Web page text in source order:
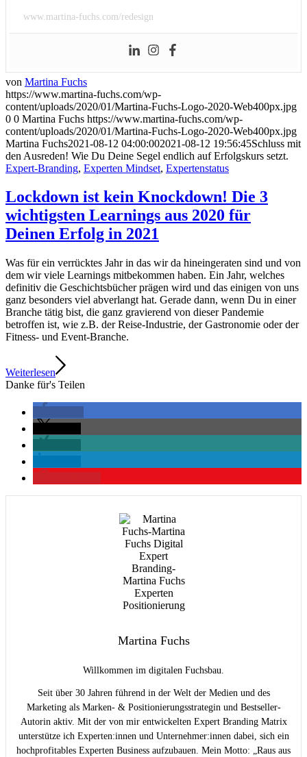
www.martina-fuchs.com/redesign
von Martina Fuchs
https://www.martina-fuchs.com/wp-
content/uploads/2020/01/Martina-Fuchs-Logo-2020-Web400px.jpg
0 0 Martina Fuchs https://www.martina-fuchs.com/wp-
content/uploads/2020/01/Martina-Fuchs-Logo-2020-Web400px.jpg
Martina Fuchs2021-08-12 04:00:002021-08-12 19:56:45Schluss mit
den Ausreden! Wie Du Deine Segel endlich auf Erfolgskurs setzt.
Expert-Branding, Experten Mindset, Expertenstatus
Lockdown ist kein Knockdown! Die 3
wichtigsten Learnings aus 2020 für
Deinen Erfolg in 2021
Was für ein verrücktes Jahr in das wir da hineingeraten sind und von
dem wir viele Learnings mitbekommen haben. Ein Jahr, welches
definitiv die Geschichtsbücher prägen wird und das einigen von uns
ganz besonders viel abverlangt hat. Gerade dann, wenn Du in einer
Branche tätig bist, die ganz gravierend von dieser Pandemie
betroffen ist, wie z.B. der Reise-Industrie, der Gastronomie oder der
Fitness- und Event-Branche.
Weiterlesen
Danke für's Teilen
Martina Fuchs
Willkommen im digitalen Fuchsbau.
Seit über 30 Jahren führend in der Welt der Medien und des
Marketing als Marken- & Positionierungsstrategin und Bestseller-
Autorin aktiv. Mit der von mir entwickelten Expert Branding Matrix
unterstütze ich Experten:innen und Unternehmer:innen dabei, sich ein
hochprofitables Experten Business aufzubauen. Mein Motto: „Raus aus